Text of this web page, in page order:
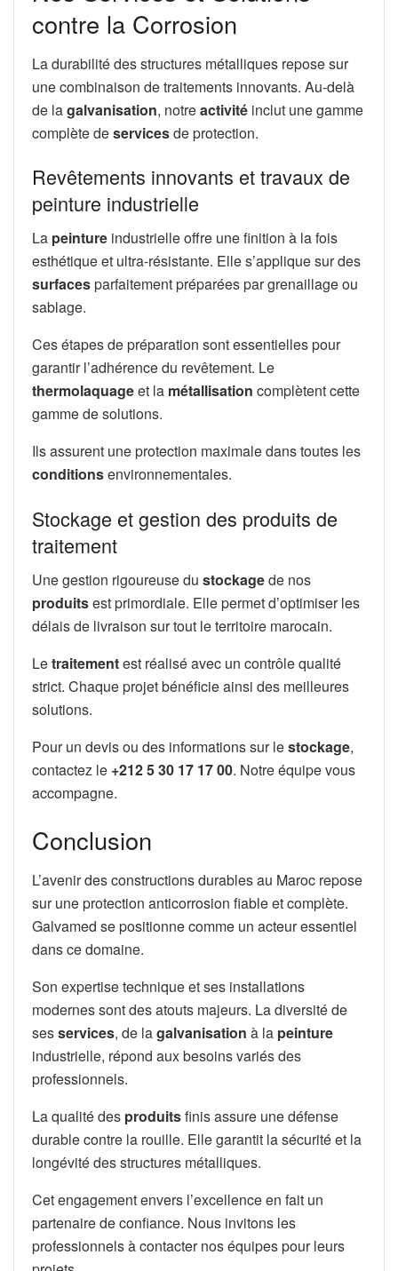
contre la Corrosion
La durabilité des structures métalliques repose sur
une combinaison de traitements innovants. Au-delà
de lagalvanisation, notreactivité inclut une gamme
complète deservicesde protection.
Revêtements innovants et travaux de
peinture industrielle
La peinture industrielle offre une finition à la fois
esthétique et ultra-résistante. Elle s’applique sur des
surfacesparfaitement préparées par grenaillage ou
sablage.
Ces étapes de préparation sont essentielles pour
garantir l’adhérence du revêtement. Le
thermolaquageet la métallisation complètent cette
gamme de solutions.
Ils assurent une protection maximale dans toutes les
conditionsenvironnementales.
Stockage et gestion des produits de
traitement
Une gestion rigoureuse du stockagede nos
produitsest primordiale. Elle permet d’optimiser les
délais de livraison sur tout le territoire marocain.
Letraitementest réalisé avec un contrôle qualité
strict. Chaque projet bénéficie ainsi des meilleures
solutions.
Pour un devis ou des informations sur lestockage,
contactez le +212 5 30 17 17 00. Notre équipe vous
accompagne.
Conclusion
L’avenir des constructions durables au Maroc repose
sur une protection anticorrosion fiable et complète.
Galvamed se positionne comme un acteur essentiel
dans ce domaine.
Son expertise technique et ses installations
modernes sont des atouts majeurs. La diversité de
sesservices, de lagalvanisation à la peinture
industrielle, répond aux besoins variés des
professionnels.
La qualité des produitsfinis assure une défense
durable contre la rouille. Elle garantit la sécurité et la
longévité des structures métalliques.
Cet engagement envers l’excellence en fait un
partenaire de confiance. Nous invitons les
professionnels à contacter nos équipes pour leurs